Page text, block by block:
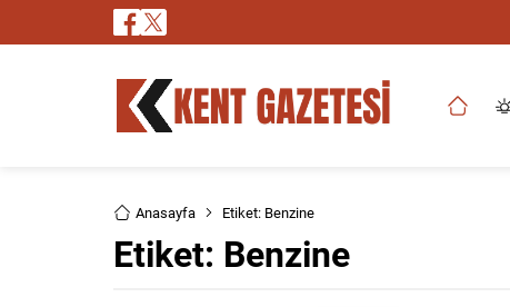
Anasayfa Etiket: Benzine
Etiket: Benzine